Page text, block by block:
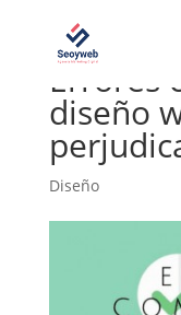
Errores
diseño
Diseño